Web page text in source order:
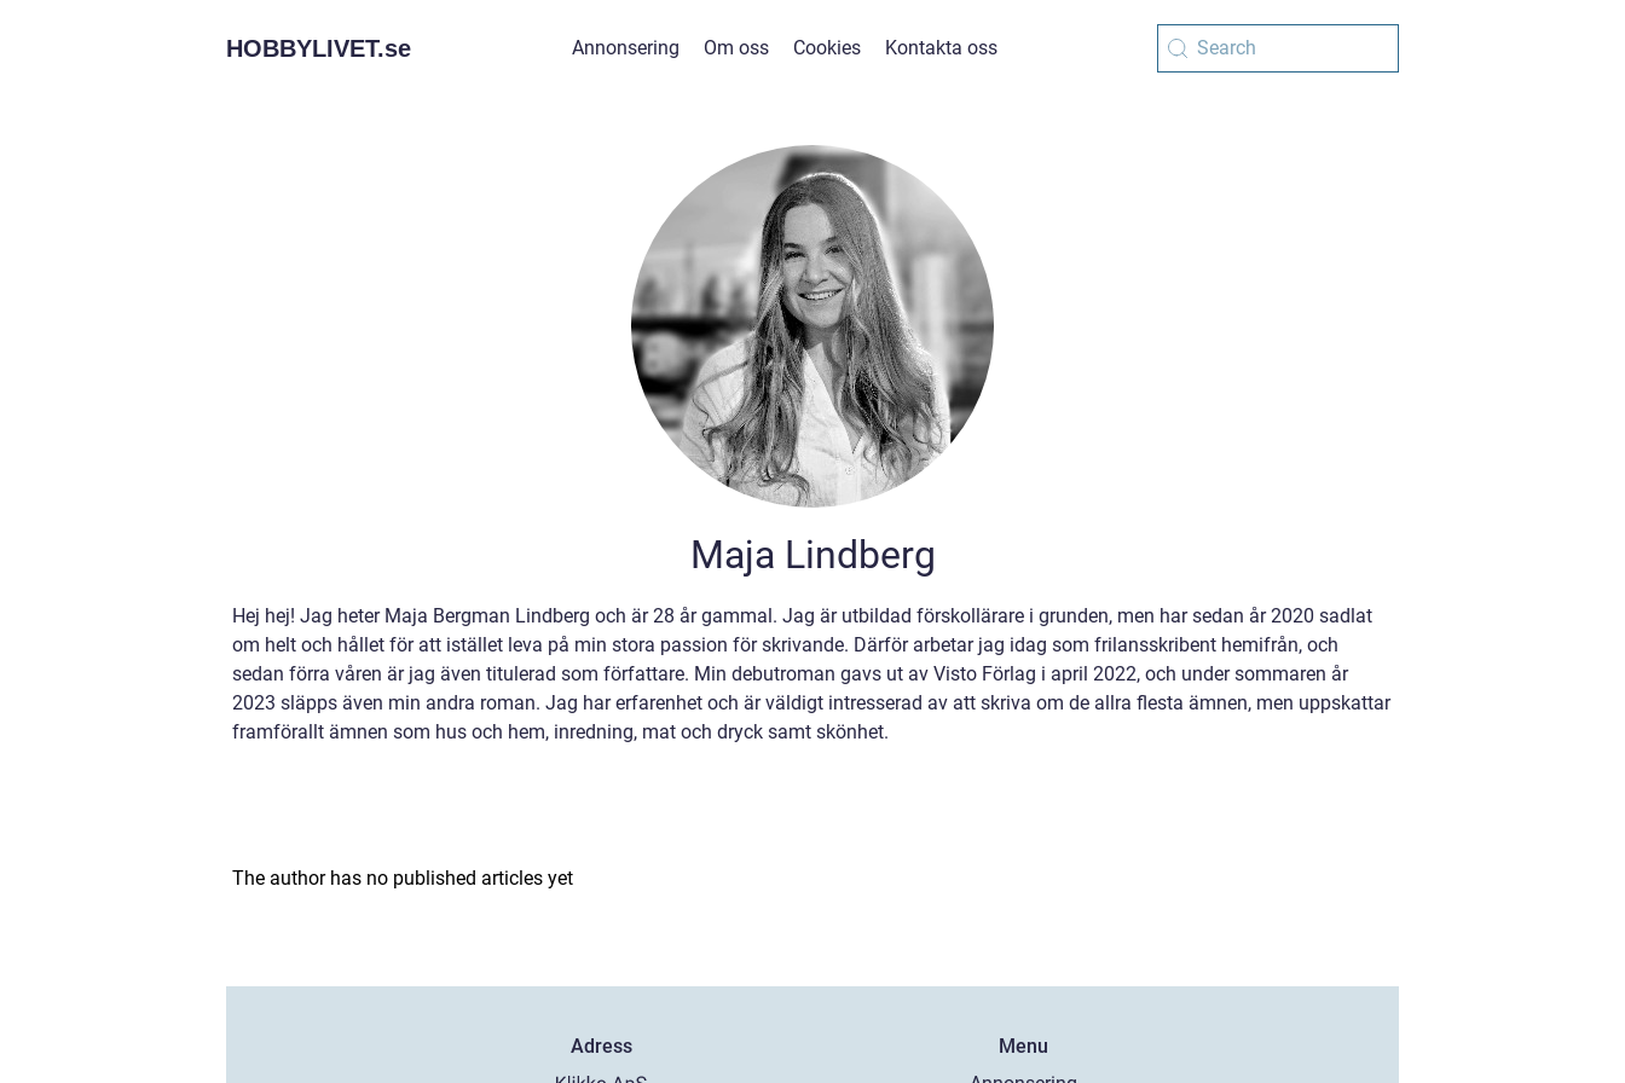
HOBBYLIVET.se Annonsering Om oss Cookies Kontakta oss
Maja Lindberg
Hej hej! Jag heter Maja Bergman Lindberg och är 28 år gammal. Jag är utbildad förskollärare i grunden, men har sedan år 2020 sadlat
om helt och hållet för att istället leva på min stora passion för skrivande. Därför arbetar jag idag som frilansskribent hemifrån, och
sedan förra våren är jag även titulerad som författare. Min debutroman gavs ut av Visto Förlag i april 2022, och under sommaren år
2023 släpps även min andra roman. Jag har erfarenhet och är väldigt intresserad av att skriva om de allra flesta ämnen, men uppskattar
framförallt ämnen som hus och hem, inredning, mat och dryck samt skönhet.
The author has no published articles yet
Adress
Menu